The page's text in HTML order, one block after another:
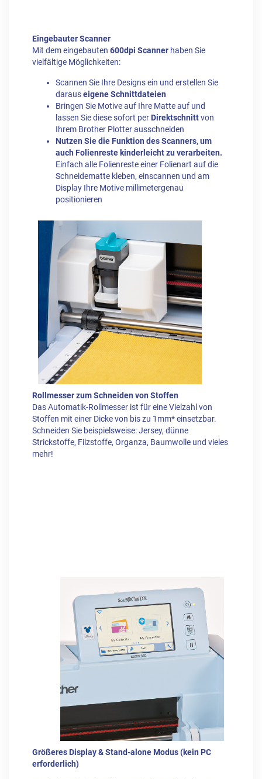
Eingebauter Scanner
Mit dem eingebauten 600dpi Scanner haben Sie
vielfältige Möglichkeiten:
Scannen Sie Ihre Designs ein und erstellen Sie
darauseigene Schnittdateien
Bringen Sie Motive auf Ihre Matte auf und
lassen Sie diese sofort per Direktschnittvon
Ihrem Brother Plotter ausschneiden
Nutzen Sie die Funktion des Scanners, um
auch Folienreste kinderleicht zu verarbeiten.
Einfach alle Folienreste einer Folienart auf die
Schneidematte kleben, einscannen und am
Display Ihre Motive millimetergenau
positionieren
Rollmesser zum Schneiden von Stoffen
Das Automatik-Rollmesser ist für eine Vielzahl von
Stoffen mit einer Dicke von bis zu 1mm* einsetzbar.
Schneiden Sie beispielsweise: Jersey, dünne
Strickstoffe, Filzstoffe, Organza, Baumwolle und vieles
mehr!
Größeres Display & Stand-alone Modus (kein PC
erforderlich)